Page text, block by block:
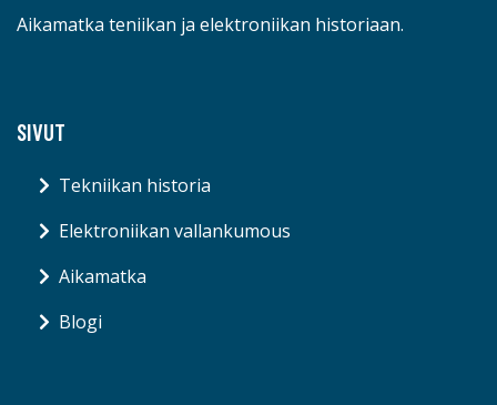
Aikamatka teniikan ja elektroniikan historiaan.
SIVUT
Tekniikan historia
Elektroniikan vallankumous
Aikamatka
Blogi